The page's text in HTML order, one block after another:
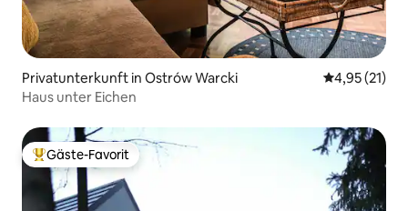
Privatunterkunft in Ostrów Warcki
4,95 (21)
Haus unter Eichen
Beliebter Gäste-Favorit.
Gäste-Favorit